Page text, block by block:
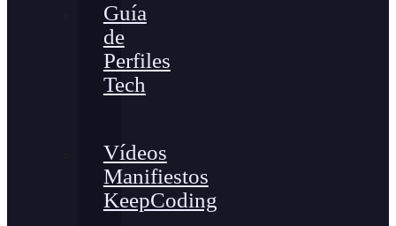
Guía
de
Perfiles
Tech
Vídeos
Manifiestos
KeepCoding